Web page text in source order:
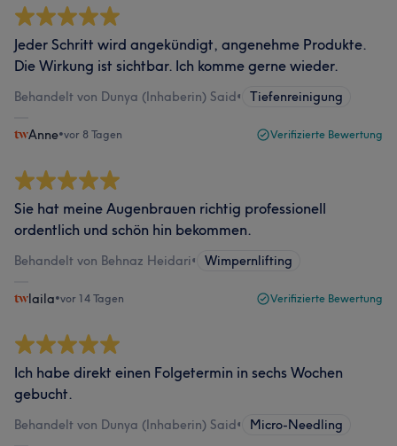
Jeder Schritt wird angekündigt, angenehme Produkte.
Die Wirkung ist sichtbar. Ich komme gerne wieder.
Behandelt von Dunya (Inhaberin) Said• Tiefenreinigung
Anne•vor 8 Tagen Verifizierte Bewertung
Sie hat meine Augenbrauen richtig professionell
ordentlich und schön hin bekommen.
Behandelt von Behnaz Heidari• Wimpernlifting
laila•vor 14 Tagen Verifizierte Bewertung
Ich habe direkt einen Folgetermin in sechs Wochen
gebucht.
Behandelt von Dunya (Inhaberin) Said• Micro-Needling